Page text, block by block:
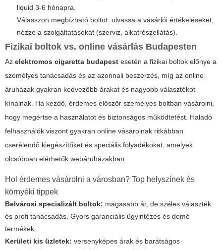
liquid 3-6 hónapra.
Válasszon megbízható boltot: olvassa a vásárlói értékeléseket,
nézze a szolgáltatásokat (szerviz, alkatrészellátás).
Fizikai boltok vs. online vásárlás Budapesten
Az elektromos cigaretta budapest esetén a fizikai boltok előnye a
személyes tanácsadás és az azonnali beszerzés, míg az online
áruházak gyakran kedvezőbb árakat és nagyobb választékot
kínálnak. Ha kezdő, érdemes először személyes boltban vásárolni,
hogy megértse a használatot és biztonságos működtetést. Haladó
felhasználók viszont gyakran online vásárolnak ritkábban
cserélendő kiegészítőket és speciális folyadékokat, amelyek
olcsóbban elérhetők webáruházakban.
Hol érdemes vásárolni a városban? Top helyszínek és
környéki tippek
Belvárosi specializált boltok: magasabb ár, de széles választék
és profi tanácsadás. Gyors garanciális ügyintézés és demó
termékek.
Kerületi kis üzletek: versenyképes árak és barátságos